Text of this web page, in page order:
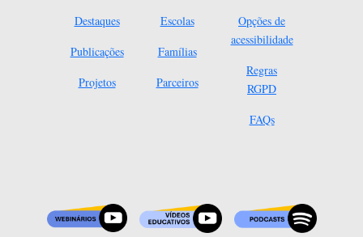
Destaques
Publicações
Projetos
Escolas
Famílias
Parceiros
Opções de
acessibilidade
Regras
RGPD
FAQs